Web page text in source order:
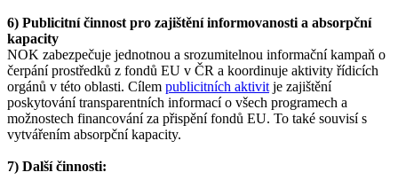
6) Publicitní činnost pro zajištění informovanosti a absorpční
kapacity
NOK zabezpečuje jednotnou a srozumitelnou informační kampaň o
čerpání prostředků z fondů EU v ČR a koordinuje aktivity řídicích
orgánů v této oblasti. Cílem publicitních aktivit je zajištění
poskytování transparentních informací o všech programech a
možnostech financování za přispění fondů EU. To také souvisí s
vytvářením absorpční kapacity.
7) Další činnosti: